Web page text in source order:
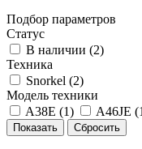
Подбор параметров
Статус
В наличии (2)
Техника
Snorkel (2)
Модель техники
A38E (1) A46JE (1